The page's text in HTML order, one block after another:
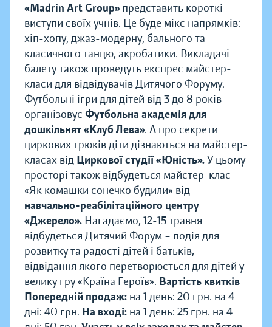
«Madrin Art Group»представить короткі
виступи своїх учнів. Це буде мікс напрямків:
хіп-хопу, джаз-модерну, бального та
класичного танцю, акробатики. Викладачі
балету також проведуть експрес майстер-
класи для відвідувачів Дитячого Форуму.
Футбольні ігри для дітей від 3 до 8 років
організовує Футбольна академія для
дошкільнят «Клуб Лева». А про секрети
циркових трюків діти дізнаються на майстер-
класах від Циркової студії «Юність».У цьому
просторі також відбудеться майстер-клас
«Як комашки сонечко будили» від
навчально-реабілітаційного центру
«Джерело». Нагадаємо, 12-15 травня
відбудеться Дитячий Форум – подія для
розвитку та радості дітей і батьків,
відвідання якого перетворюється для дітей у
велику гру «Країна Героїв». Вартість квитків
Попередній продаж: на 1 день: 20 грн. на 4
дні: 40 грн. На вході: на 1 день: 25 грн. на 4